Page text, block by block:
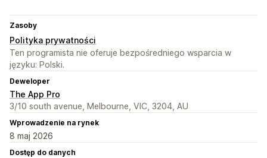
Zasoby
Polityka prywatności
Ten programista nie oferuje bezpośredniego wsparcia w
języku: Polski.
Deweloper
The App Pro
3/10 south avenue, Melbourne, VIC, 3204, AU
Wprowadzenie na rynek
8 maj 2026
Dostęp do danych